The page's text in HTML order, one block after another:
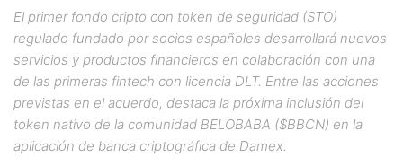
El primer fondo cripto con token de seguridad (STO)
regulado fundado por socios españoles desarrollará nuevos
servicios y productos financieros en colaboración con una
de las primeras fintech con licencia DLT. Entre las acciones
previstas en el acuerdo, destaca la próxima inclusión del
token nativo de la comunidad BELOBABA ($BBCN) en la
aplicación de banca criptográfica de Damex.